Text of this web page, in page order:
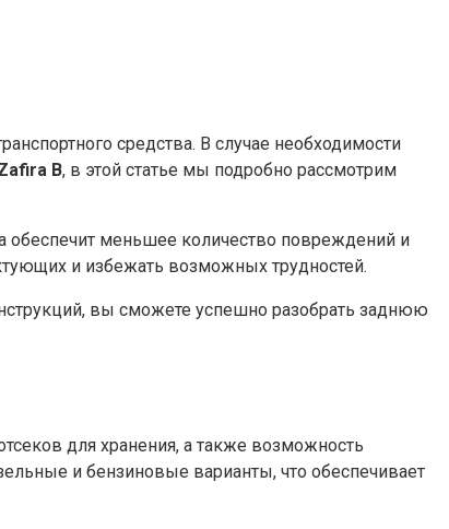
средства. В случае необходимости
B, в этой статье мы подробно рассмотрим
обеспечит меньшее количество повреждений и
и избежать возможных трудностей.
вы сможете успешно разобрать заднюю
для хранения, а также возможность
и бензиновые варианты, что обеспечивает